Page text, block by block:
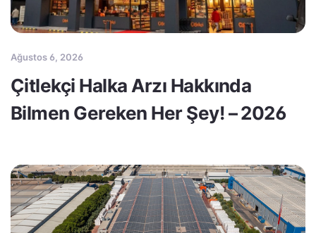
Ağustos 6, 2026
Çitlekçi Halka Arzı Hakkında
Bilmen Gereken Her Şey! – 2026